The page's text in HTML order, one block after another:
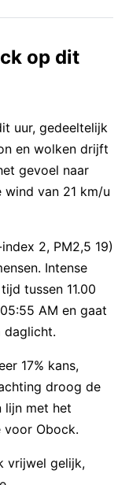
op dit
uur, gedeeltelijk
en wolken drijft
gevoel naar
wind van 21 km/u
2, PM2,5 19)
Intense
tussen 11.00
AM en gaat
daglicht.
17% kans,
droog de
lijn met het
voor Obock.
vrijwel gelijk,